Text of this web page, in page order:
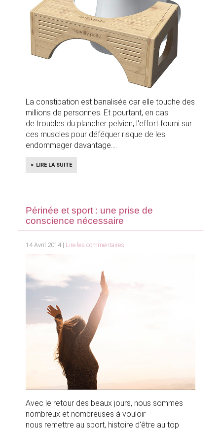
La constipation est banalisée car elle touche des
millions de personnes. Et pourtant, en cas
de troubles du plancher pelvien, l'effort fourni sur
ces muscles pour déféquer risque de les
endommager davantage.
LIRE LA SUITE
Périnée et sport : une prise de
conscience nécessaire
14 Avril 2014 | Lire les commentaires
Avec le retour des beaux jours, nous sommes
nombreux et nombreuses à vouloir
nous remettre au sport, histoire d'être au top